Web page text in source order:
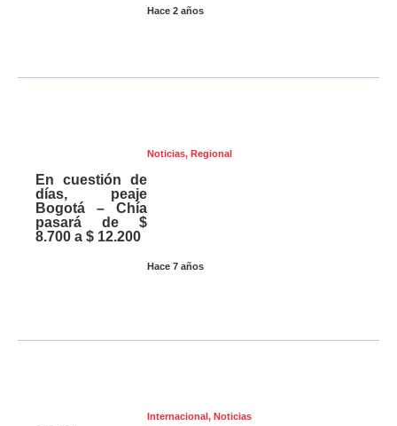
Hace 2 años
Noticias, Regional
Hace 7 años
En cuestión de
días, peaje
Bogotá – Chía
pasará de $
8.700 a $ 12.200
Internacional, Noticias